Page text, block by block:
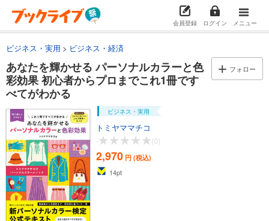
会員登録 ログイン メニュー
ビジネス・実用 ビジネス・経済
あなたを輝かせる パーソナルカラーと色
彩効果 初心者からプロまでこれ1冊です
べてがわかる
フォロー
ビジネス・実用
トミヤママチコ
-
(0)
2,970 円 (税込)
14pt